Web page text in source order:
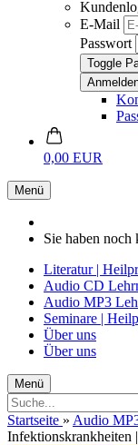
E-Mail
Passwort
Toggle
0,00 EUR
Menü
Sie haben
Literatur |
Audio CD
Audio MP3
Seminare |
Über uns
Über uns
Menü
Startseite » Audio
Infektionskrankheiten